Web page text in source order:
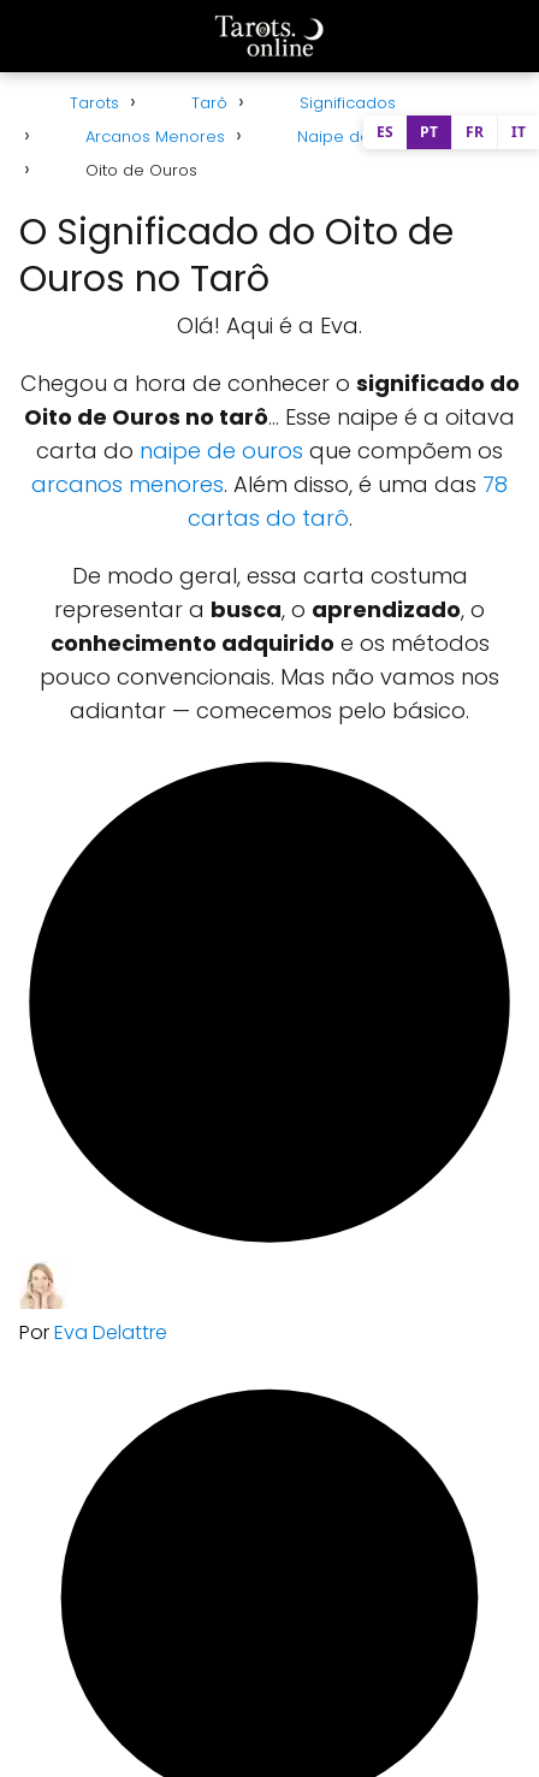
Tarots Tarô
Significados
Arcanos Menores
Naipe de Ouros
Oito de Ouros
O Significado do Oito de
Ouros no Tarô
Olá! Aqui é a Eva.
Chegou a hora de conhecer o significado do
Oito de Ouros no tarô... Esse naipe é a oitava
carta do naipe de ouros que compõem os
arcanos menores. Além disso, é uma das 78
cartas do tarô.
De modo geral, essa carta costuma
representar a busca, o aprendizado, o
conhecimento adquirido e os métodos
pouco convencionais. Mas não vamos nos
adiantar — comecemos pelo básico.
PorEva Delattre
ES PT FR IT